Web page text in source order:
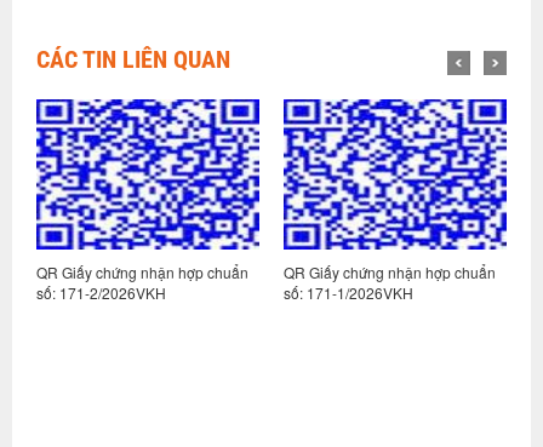
CÁC TIN LIÊN QUAN
QR Giấy chứng nhận hợp chuẩn
số: 171-2/2026VKH
QR Giấy chứng nhận hợp chuẩn
số: 171-1/2026VKH